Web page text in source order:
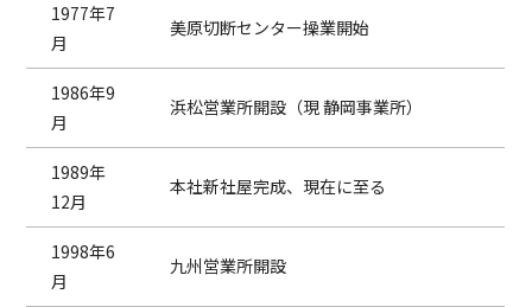
1977年7
月
美原切断センター操業開始
1986年9
月
浜松営業所開設（現 静岡事業所）
1989年
12月
本社新社屋完成、現在に至る
1998年6
月
九州営業所開設